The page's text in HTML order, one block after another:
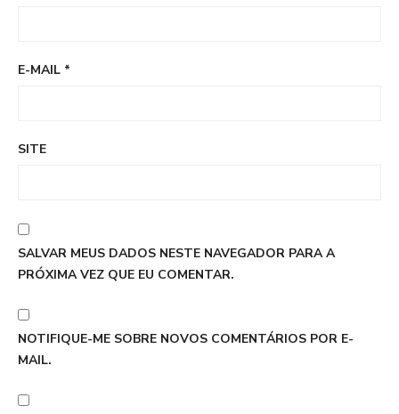
E-MAIL *
SITE
SALVAR MEUS DADOS NESTE NAVEGADOR PARA A
PRÓXIMA VEZ QUE EU COMENTAR.
NOTIFIQUE-ME SOBRE NOVOS COMENTÁRIOS POR E-
MAIL.